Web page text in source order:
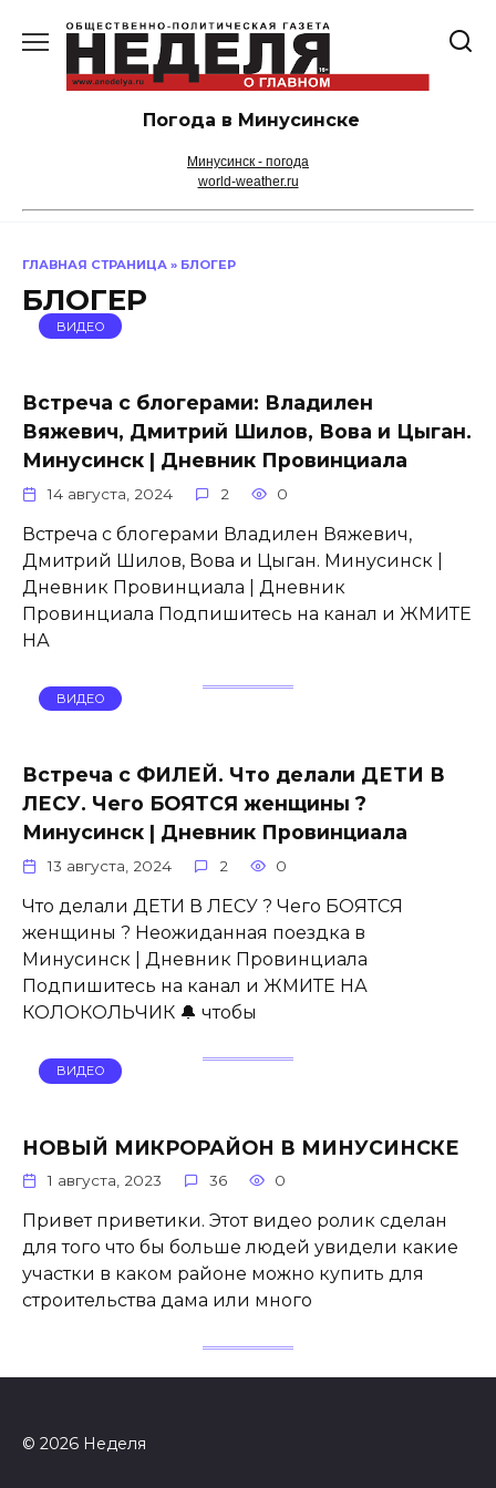
содержанию
Погода в Минусинске
Минусинск - погода
world-weather.ru
ГЛАВНАЯ СТРАНИЦА » БЛОГЕР
БЛОГЕР
ВИДЕО
Встреча с блогерами: Владилен
Вяжевич, Дмитрий Шилов, Вова и Цыган.
Минусинск | Дневник Провинциала
14 августа, 2024 2 0
Встреча с блогерами Владилен Вяжевич,
Дмитрий Шилов, Вова и Цыган. Минусинск |
Дневник Провинциала | Дневник
Провинциала Подпишитесь на канал и ЖМИТЕ
НА
ВИДЕО
Встреча с ФИЛЕЙ. Что делали ДЕТИ В
ЛЕСУ. Чего БОЯТСЯ женщины ?
Минусинск | Дневник Провинциала
13 августа, 2024 2 0
Что делали ДЕТИ В ЛЕСУ ? Чего БОЯТСЯ
женщины ? Неожиданная поездка в
Минусинск | Дневник Провинциала
Подпишитесь на канал и ЖМИТЕ НА
КОЛОКОЛЬЧИК 🔔 чтобы
ВИДЕО
НОВЫЙ МИКРОРАЙОН В МИНУСИНСКЕ
1 августа, 2023 36 0
Привет приветики. Этот видео ролик сделан
для того что бы больше людей увидели какие
участки в каком районе можно купить для
строительства дама или много
© 2026 Неделя